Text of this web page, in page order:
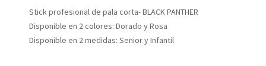
Stick profesional de pala corta- BLACK PANTHER
Disponible en 2 colores: Dorado y Rosa
Disponible en 2 medidas: Senior y Infantil